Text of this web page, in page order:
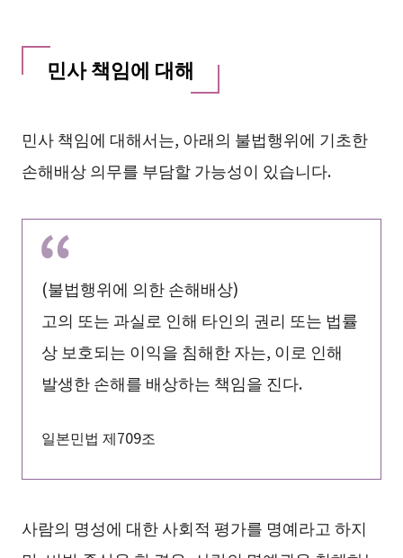
민사 책임에 대해
민사 책임에 대해서는, 아래의 불법행위에 기초한
손해배상 의무를 부담할 가능성이 있습니다.
(불법행위에 의한 손해배상)
고의 또는 과실로 인해 타인의 권리 또는 법률
상 보호되는 이익을 침해한 자는, 이로 인해
발생한 손해를 배상하는 책임을 진다.
일본민법 제709조
사람의 명성에 대한 사회적 평가를 명예라고 하지